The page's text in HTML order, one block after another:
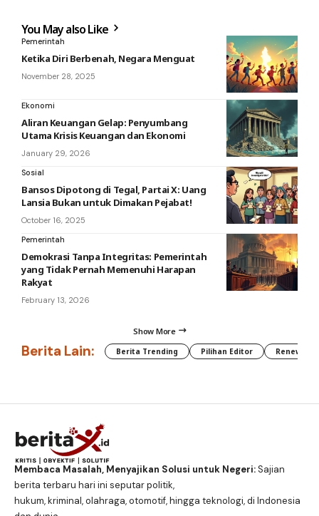
You May also Like
Pemerintah
Ketika Diri Berbenah, Negara Menguat
November 28, 2025
Ekonomi
Aliran Keuangan Gelap: Penyumbang
Utama Krisis Keuangan dan Ekonomi
January 29, 2026
Sosial
Bansos Dipotong di Tegal, Partai X: Uang
Lansia Bukan untuk Dimakan Pejabat!
October 16, 2025
Pemerintah
Demokrasi Tanpa Integritas: Pemerintah
yang Tidak Pernah Memenuhi Harapan
Rakyat
February 13, 2026
Show More
Berita Lain: Berita Trending Pilihan Editor
Membaca Masalah, Menyajikan Solusi untuk Negeri:Sajian
berita terbaru hari ini seputar politik,
hukum, kriminal, olahraga, otomotif, hingga teknologi, di Indonesia